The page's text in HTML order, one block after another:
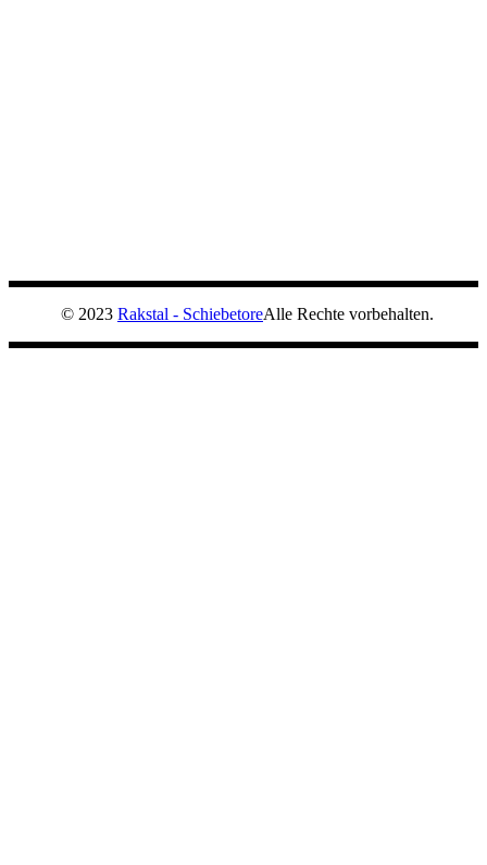
© 2023 Rakstal - SchiebetoreAlle Rechte vorbehalten.